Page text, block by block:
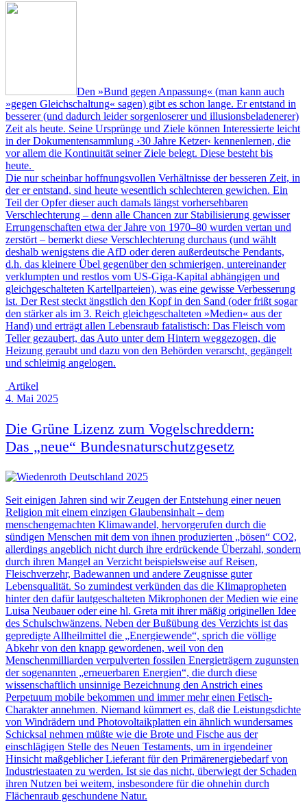
Den »Bund gegen Anpassung« (man kann auch
»gegen Gleichschaltung« sagen) gibt es schon lange. Er entstand in
besserer (und dadurch leider sorgenloserer und illusionsbeladenerer)
Zeit als heute. Seine Ursprünge und Ziele können Interessierte leicht
in der Dokumentensammlung ›30 Jahre Ketzer‹ kennenlernen, die
vor allem die Kontinuität seiner Ziele belegt. Diese besteht bis
heute.
Die nur scheinbar hoffnungsvollen Verhältnisse der besseren Zeit, in
der er entstand, sind heute wesentlich schlechteren gewichen. Ein
Teil der Opfer dieser auch damals längst vorhersehbaren
Verschlechterung – denn alle Chancen zur Stabilisierung gewisser
Errungenschaften etwa der Jahre von 1970–80 wurden vertan und
zerstört – bemerkt diese Verschlechterung durchaus (und wählt
deshalb wenigstens die AfD oder deren außerdeutsche Pendants,
d.h. das kleinere Übel gegenüber den schmierigen, untereinander
verklumpten und restlos vom US-Giga-Kapital abhängigen und
gleichgeschalteten Kartellparteien), was eine gewisse Verbesserung
ist. Der Rest steckt ängstlich den Kopf in den Sand (oder frißt sogar
den stärker als im 3. Reich gleichgeschalteten »Medien« aus der
Hand) und erträgt allen Lebensraub fatalistisch: Das Fleisch vom
Teller gezaubert, das Auto unter dem Hintern weggezogen, die
Heizung geraubt und dazu von den Behörden verarscht, gegängelt
und schleimig angelogen.
Artikel
4. Mai 2025
Die Grüne Lizenz zum Vogelschreddern:
Das „neue“ Bundesnaturschutzgesetz
Seit einigen Jahren sind wir Zeugen der Entstehung einer neuen
Religion mit einem einzigen Glaubensinhalt – dem
menschengemachten Klimawandel, hervorgerufen durch die
sündigen Menschen mit dem von ihnen produzierten „bösen“ CO2,
allerdings angeblich nicht durch ihre erdrückende Überzahl, sondern
durch ihren Mangel an Verzicht beispielsweise auf Reisen,
Fleischverzehr, Badewannen und andere Zeugnisse guter
Lebensqualität. So zumindest verkünden das die Klimapropheten
hinter den dafür lautgeschalteten Mikrophonen der Medien wie eine
Luisa Neubauer oder eine hl. Greta mit ihrer mäßig originellen Idee
des Schulschwänzens. Neben der Bußübung des Verzichts ist das
gepredigte Allheilmittel die „Energiewende“, sprich die völlige
Abkehr von den knapp gewordenen, weil von den
Menschenmilliarden verpulverten fossilen Energieträgern zugunsten
der sogenannten „erneuerbaren Energien“, die durch diese
wissenschaftlich unsinnige Bezeichnung den Anstrich eines
Perpetuum mobile bekommen und immer mehr einen Fetisch-
Charakter annehmen. Niemand kümmert es, daß die Leistungsdichte
von Windrädern und Photovoltaikplatten ein ähnlich wundersames
Schicksal nehmen müßte wie die Brote und Fische aus der
einschlägigen Stelle des Neuen Testaments, um in irgendeiner
Hinsicht maßgeblicher Lieferant für den Primärenergiebedarf von
Industriestaaten zu werden. Ist sie das nicht, überwiegt der Schaden
ihren Nutzen bei weitem, insbesondere für die ohnehin durch
Flächenraub geschundene Natur.